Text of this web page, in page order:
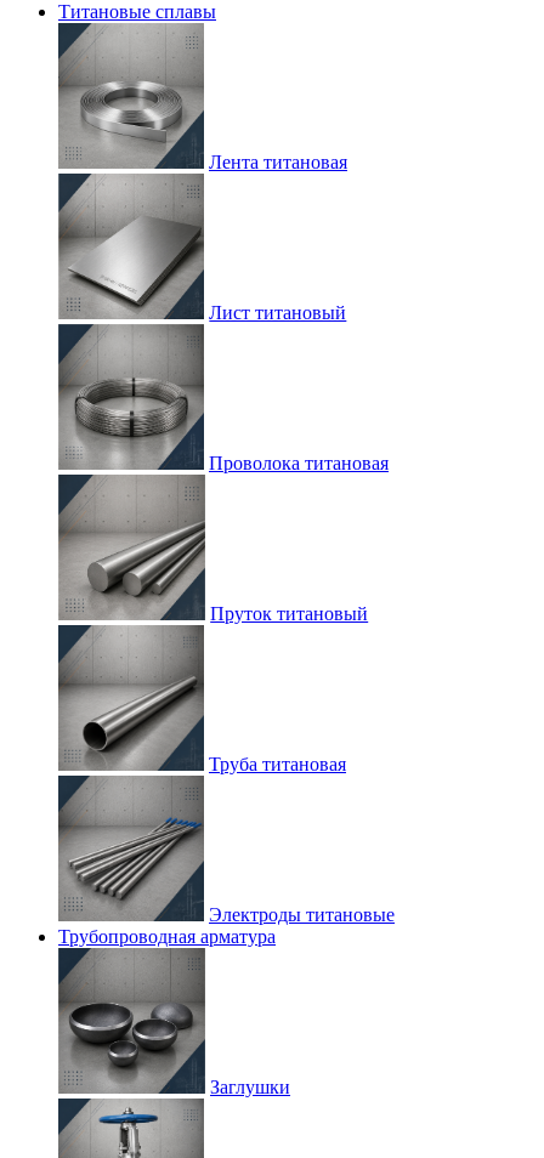
Титановые сплавы
Лента титановая
Лист титановый
Проволока титановая
Пруток титановый
Труба титановая
Электроды титановые
Трубопроводная арматура
Заглушки